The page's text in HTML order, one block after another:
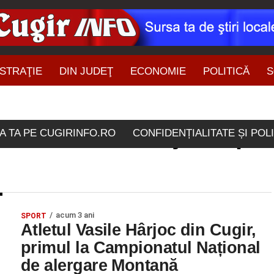
DIN JUDEŢ ECONOMIE POLITICĂ
TA PE CUGIRINFO.RO CONFIDENȚIALITATE ȘI
etichetate "judet
SPORT acum 3 ani
Atletul Vasile Hârjoc din Cugir,
primul la Campionatul Național
de alergare Montană